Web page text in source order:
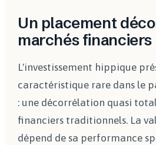
Un placement
marchés financiers
L'investissement hippique
caractéristique rare dans le
: une décorrélation quasi
financiers traditionnels. La
dépend de sa performance